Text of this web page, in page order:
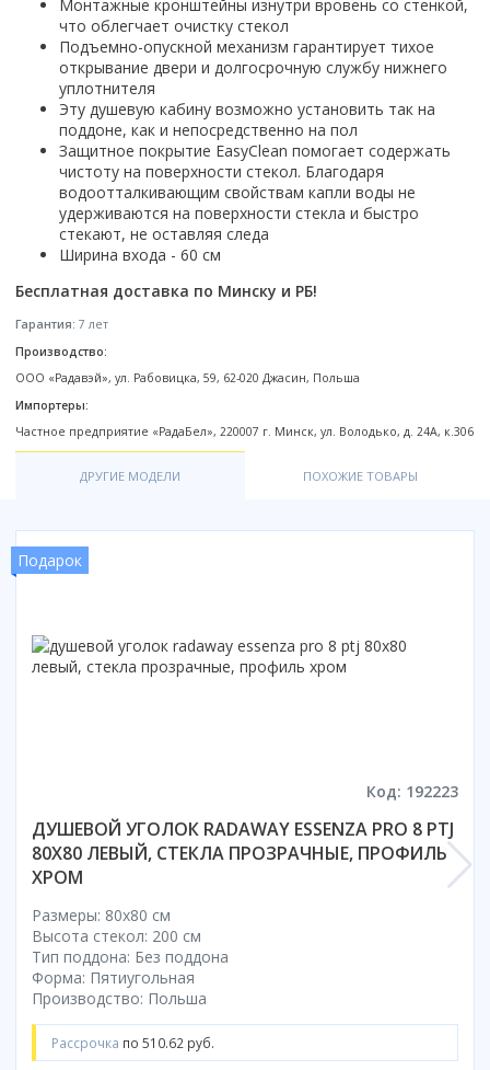
Комплектующие для ванн
Каркас
Ножки
Экраны под ванну
Гидромассажные системы
Wirpool
Китай
Недорогие
Дорогие
Уцененные
Недорогие по акции
Смотреть все
Топ брендов
Domani-spa
River
Welt-wasser
Esbano
Смотреть все
Форма
Угловая
Прямоугольные
Квадратная
Полукруглая
Способ открывания
С раздвижной дверью
Со складной дверью
С открывающейся дверью
До 200 см
Смотреть все
Сифоны
Ролики
Скребки
Коврик для душевой кабины
Смотреть все
Форма
Прямоугольные
Закругленная
Комплектующие для унитазов
Гофры
Канализационный выпуск
Патрубки
Сиденья
С отверстием под смеситель
С пьедесталом
С полупьедесталом
Исполнение
Для дачи
Для ванной
Умывальник-столешница
Уличный
Смотреть все
Пьедесталы
Пьедесталы
Полупьедесталы
Италия
Россия
Смотреть все
Размер
40 см
50 см
60 см
65 см
Смотреть все
Страна производитель
Германия
Польша
Сербия
Чехия
Смотреть все
Страна производитель
Германия
Испания
Италия
Польша
Смотреть все
Чистящие средства
Grass
Karcher
O2 минерал
Vega
Страна производитель
Великобритания
Германия
Италия
Китай
Смотреть все
Пылесосы
Электровеники, электрошвабры
Стеклоочистители
Мойки высокого давления
Пароочистители
Подметальные машины
Аккумуляторные воздуходувки
Этажерки, стеллажи, полки
Монтажные кронштейны изнутри вровень со стенкой,
что облегчает очистку стекол
Подъемно-опускной механизм гарантирует тихое
открывание двери и долгосрочную службу нижнего
уплотнителя
Эту душевую кабину возможно установить так на
поддоне, как и непосредственно на пол
Защитное покрытие EasyClean помогает содержать
чистоту на поверхности стекол. Благодаря
водоотталкивающим свойствам капли воды не
удерживаются на поверхности стекла и быстро
стекают, не оставляя следа
Ширина входа - 60 см
Бесплатная доставка по Минску и РБ!
Гарантия: 7 лет
Производство:
ООО «Радавэй», ул. Рабовицка, 59, 62-020 Джасин, Польша
Импортеры:
Частное предприятие «РадаБел», 220007 г. Минск, ул. Володько, д. 24А, к.306
ДРУГИЕ МОДЕЛИ ПОХОЖИЕ ТОВАРЫ
Подарок
Код: 192223
ДУШЕВОЙ УГОЛОК RADAWAY ESSENZA PRO 8 PTJ
80X80 ЛЕВЫЙ, СТЕКЛА ПРОЗРАЧНЫЕ, ПРОФИЛЬ
ХРОМ
Размеры: 80x80 cм
Высота стекол: 200 см
Тип поддона: Без поддона
Форма: Пятиугольная
Производство: Польша
Рассрочка по 510.62 руб.